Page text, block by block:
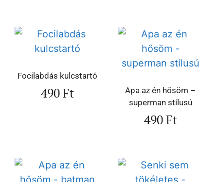
Focilabdás kulcstartó
490Ft
Apa az én hősöm –
superman stílusú
490Ft